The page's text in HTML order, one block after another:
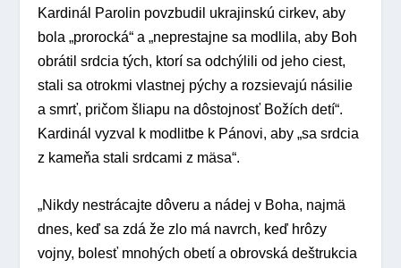
Kardinál Parolin povzbudil ukrajinskú cirkev, aby
bola „prorocká“ a „neprestajne sa modlila, aby Boh
obrátil srdcia tých, ktorí sa odchýlili od jeho ciest,
stali sa otrokmi vlastnej pýchy a rozsievajú násilie
a smrť, pričom šliapu na dôstojnosť Božích detí“.
Kardinál vyzval k modlitbe k Pánovi, aby „sa srdcia
z kameňa stali srdcami z mäsa“.
„Nikdy nestrácajte dôveru a nádej v Boha, najmä
dnes, keď sa zdá že zlo má navrch, keď hrôzy
vojny, bolesť mnohých obetí a obrovská deštrukcia